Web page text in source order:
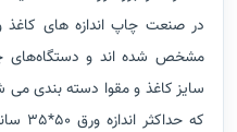
در صنعت چاپ اندازه های کاغذ
مشخص شده اند و دستگاه‌های
سایز کاغذ و مقوا دسته بندی می
که